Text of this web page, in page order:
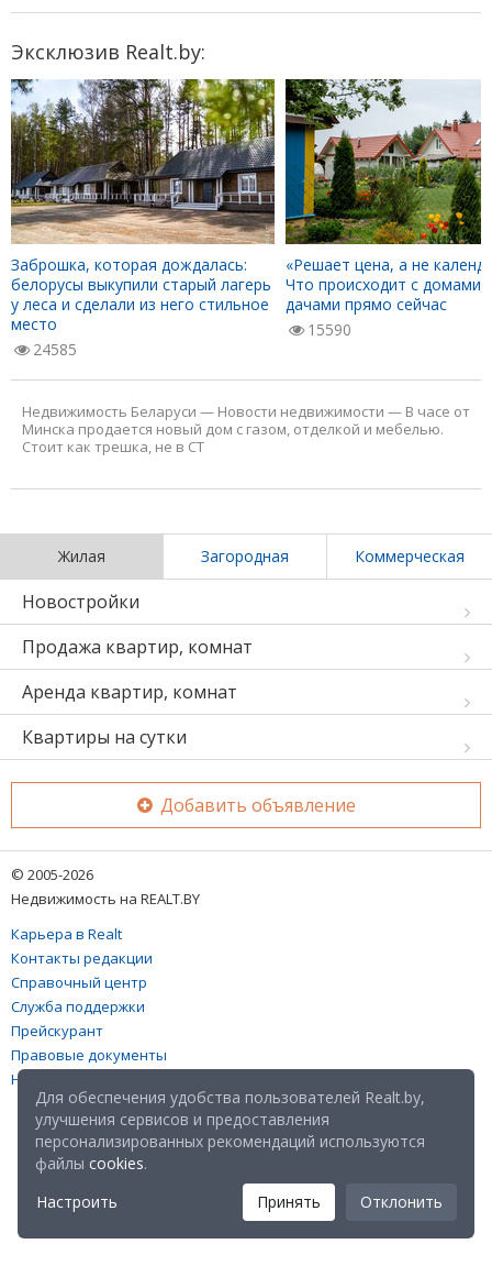
Эксклюзив Realt.by:
Заброшка, которая дождалась:
белорусы выкупили старый лагерь
у леса и сделали из него стильное
место
24585
«Решает цена, а не
Что происходит с домами
дачами прямо сейчас
15590
Недвижимость Беларуси — Новости недвижимости — В часе от
Минска продается новый дом с газом, отделкой и мебелью.
Стоит как трешка, не в СТ
Жилая Загородная Коммерческая
Новостройки
Продажа квартир, комнат
Аренда квартир, комнат
Квартиры на сутки
Добавить объявление
© 2005-2026
Недвижимость на REALT.BY
Карьера в Realt
Контакты редакции
Справочный центр
Служба поддержки
Прейскурант
Правовые документы
Настройка файлов cookies
Для обеспечения удобства пользователей Realt.by,
улучшения сервисов и предоставления
персонализированных рекомендаций используются
файлы cookies.
Настроить
Принять Отклонить